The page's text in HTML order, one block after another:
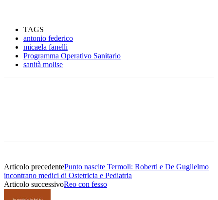
TAGS
antonio federico
micaela fanelli
Programma Operativo Sanitario
sanità molise
Articolo precedentePunto nascite Termoli: Roberti e De Guglielmo
incontrano medici di Ostetricia e Pediatria
Articolo successivoReo con fesso